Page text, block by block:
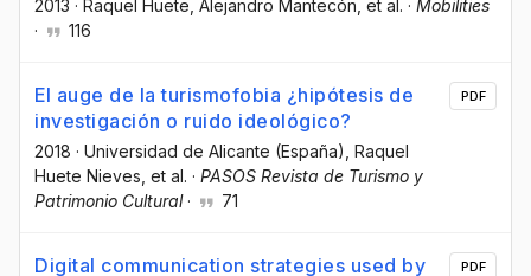
2013 · Raquel Huete , Alejandro Mantecón , et al. · Mobilities
·
116
El auge de la turismofobia ¿hipótesis de
investigación o ruido ideológico?
2018 · Universidad de Alicante (España) , Raquel
Huete Nieves , et al. · PASOS Revista de Turismo y
Patrimonio Cultural· 71
PDF
Digital communication strategies used by
PDF